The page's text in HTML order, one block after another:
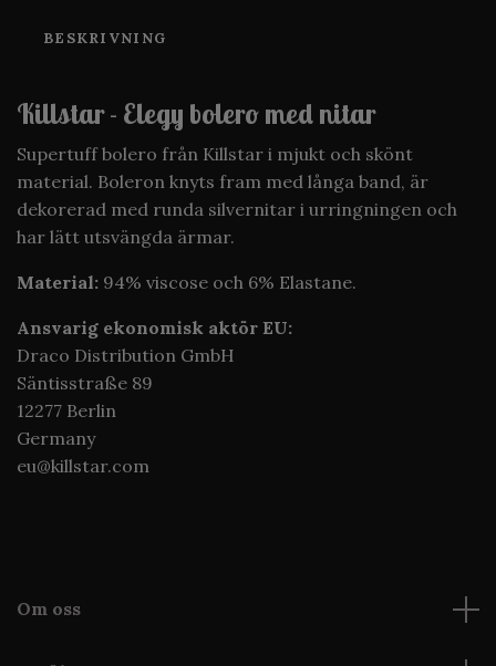
BESKRIVNING
Killstar - Elegy bolero med nitar
Supertuff bolero från Killstar i mjukt och skönt
material. Boleron knyts fram med långa band, är
dekorerad med runda silvernitar i urringningen och
har lätt utsvängda ärmar.
Material: 94% viscose och 6% Elastane.
Ansvarig ekonomisk aktör EU:
Draco Distribution GmbH
Säntisstraße 89
12277 Berlin
Germany
eu@killstar.com
Om oss